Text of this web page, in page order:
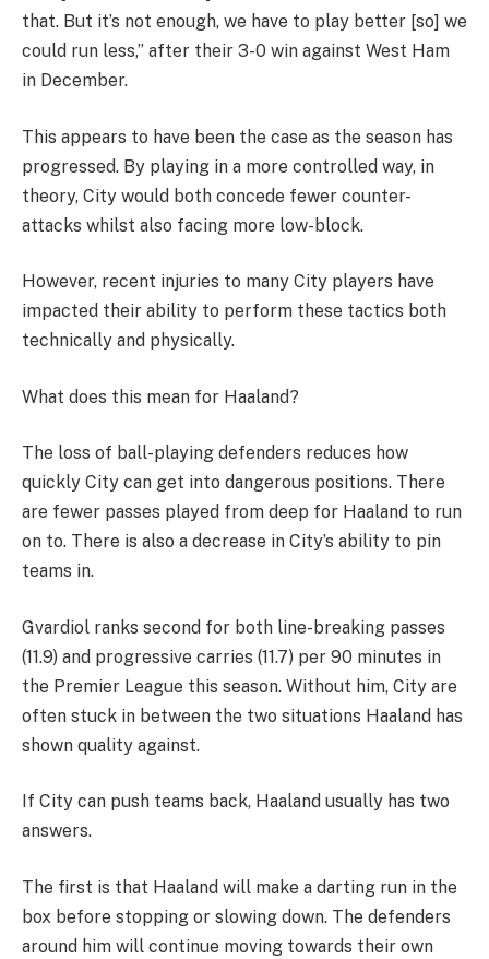
that. But it’s not enough, we have to play better [so] we
could run less,” after their 3-0 win against West Ham
in December.
This appears to have been the case as the season has
progressed. By playing in a more controlled way, in
theory, City would both concede fewer counter-
attacks whilst also facing more low-block.
However, recent injuries to many City players have
impacted their ability to perform these tactics both
technically and physically.
What does this mean for Haaland?
The loss of ball-playing defenders reduces how
quickly City can get into dangerous positions. There
are fewer passes played from deep for Haaland to run
on to. There is also a decrease in City’s ability to pin
teams in.
Gvardiol ranks second for both line-breaking passes
(11.9) and progressive carries (11.7) per 90 minutes in
the Premier League this season. Without him, City are
often stuck in between the two situations Haaland has
shown quality against.
If City can push teams back, Haaland usually has two
answers.
The first is that Haaland will make a darting run in the
box before stopping or slowing down. The defenders
around him will continue moving towards their own